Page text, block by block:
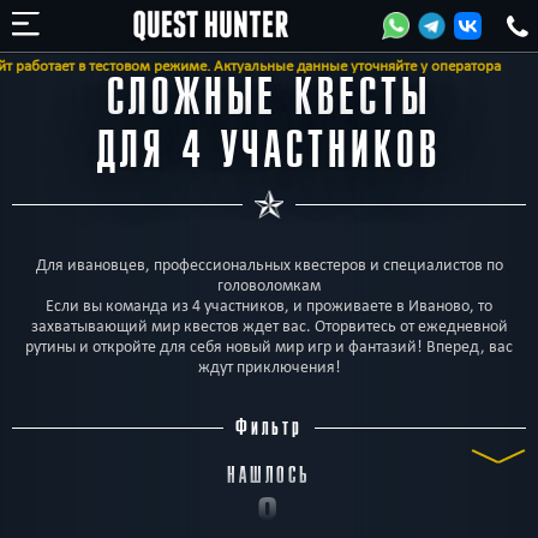
в тестовом режиме. Актуальные данные уточняйте у оператора
СЛОЖНЫЕ КВЕСТЫ
ДЛЯ 4 УЧАСТНИКОВ
Для ивановцев, профессиональных квестеров и специалистов по
головоломкам
Если вы команда из 4 участников, и проживаете в Иваново, то
захватывающий мир квестов ждет вас. Оторвитесь от ежедневной
рутины и откройте для себя новый мир игр и фантазий! Вперед, вас
ждут приключения!
Фильтр
НАШЛОСЬ
8